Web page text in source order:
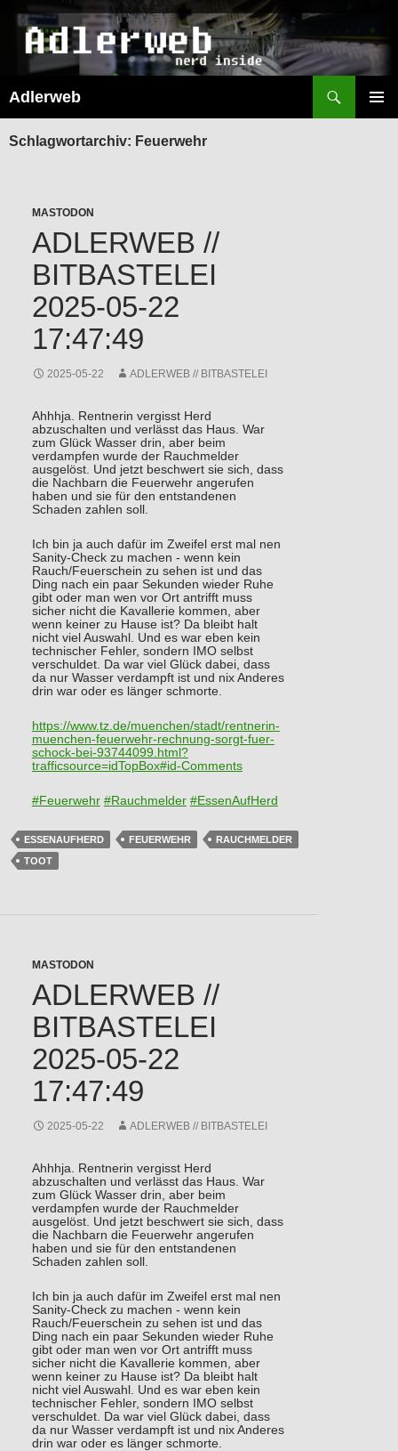
Adlerweb
SPRINGEN
Schlagwortarchiv: Feuerwehr
MASTODON
ADLERWEB //
BITBASTELEI
2025-05-22
17:47:49
2025-05-22 ADLERWEB // BITBASTELEI
Ahhhja. Rentnerin vergisst Herd
abzuschalten und verlässt das Haus. War
zum Glück Wasser drin, aber beim
verdampfen wurde der Rauchmelder
ausgelöst. Und jetzt beschwert sie sich, dass
die Nachbarn die Feuerwehr angerufen
haben und sie für den entstandenen
Schaden zahlen soll.
Ich bin ja auch dafür im Zweifel erst mal nen
Sanity-Check zu machen - wenn kein
Rauch/Feuerschein zu sehen ist und das
Ding nach ein paar Sekunden wieder Ruhe
gibt oder man wen vor Ort antrifft muss
sicher nicht die Kavallerie kommen, aber
wenn keiner zu Hause ist? Da bleibt halt
nicht viel Auswahl. Und es war eben kein
technischer Fehler, sondern IMO selbst
verschuldet. Da war viel Glück dabei, dass
da nur Wasser verdampft ist und nix Anderes
drin war oder es länger schmorte.
https://www. tz.de/muenchen/stadt/rentnerin-
muenchen-feuerwehr-rechnung-sorgt-fuer-
schock-bei-93744099.html?
trafficsource=idTopBox#id-Comments
#Feuerwehr #Rauchmelder #EssenAufHerd
ESSENAUFHERD FEUERWEHR
RAUCHMELDER
TOOT
MASTODON
ADLERWEB //
BITBASTELEI
2025-05-22
17:47:49
2025-05-22 ADLERWEB // BITBASTELEI
Ahhhja. Rentnerin vergisst Herd
abzuschalten und verlässt das Haus. War
zum Glück Wasser drin, aber beim
verdampfen wurde der Rauchmelder
ausgelöst. Und jetzt beschwert sie sich, dass
die Nachbarn die Feuerwehr angerufen
haben und sie für den entstandenen
Schaden zahlen soll.
Ich bin ja auch dafür im Zweifel erst mal nen
Sanity-Check zu machen - wenn kein
Rauch/Feuerschein zu sehen ist und das
Ding nach ein paar Sekunden wieder Ruhe
gibt oder man wen vor Ort antrifft muss
sicher nicht die Kavallerie kommen, aber
wenn keiner zu Hause ist? Da bleibt halt
nicht viel Auswahl. Und es war eben kein
technischer Fehler, sondern IMO selbst
verschuldet. Da war viel Glück dabei, dass
da nur Wasser verdampft ist und nix Anderes
drin war oder es länger schmorte.